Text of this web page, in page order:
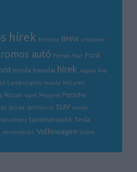
hírek Bentley BMW crossover
autó Ferrari Fiat Ford
Honda hyundai hírek Jaguar Kia
Lamborghini mazda McLaren
Nissan opel Peugeot Porsche
skoda sportkocsi SUV suzuki
tanulmány tanulmányautó Tesla
versenyautó Volkswagen Volvo